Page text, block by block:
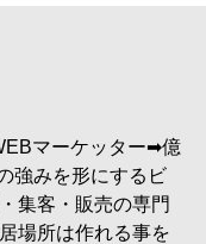
マーケッター➡︎億
強みを形にするビ
集客・販売の専門
場所は作れる事を